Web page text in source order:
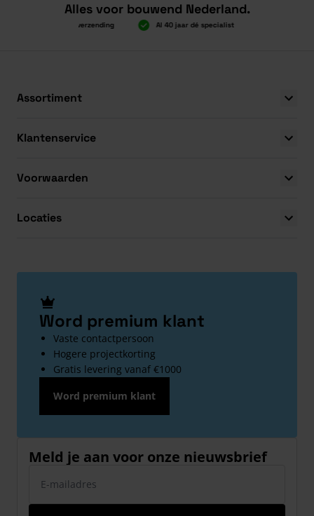
Alles voor bouwend Nederland.
Boven 2.000 gratis verzending Al 40 jaar dé specialist
Assortiment
Klantenservice
Voorwaarden
Locaties
Word premium klant
Vaste contactpersoon
Hogere projectkorting
Gratis levering vanaf €1000
Word premium klant
Meld je aan voor onze nieuwsbrief